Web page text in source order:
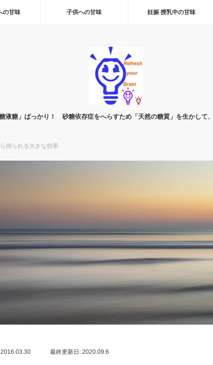
の甘味 子供への甘味 妊娠 授乳中の甘味
液糖」ばっかり！ 砂糖依存症をへらすため「天然の糖質」を生かして
得られる大きな効果
2016.03.30 最終更新日: 2020.09.6